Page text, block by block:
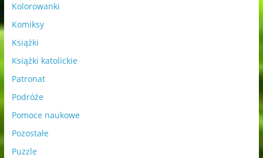
Kolorowanki
Komiksy
Książki
Książki katolickie
Patronat
Podróże
Pomoce naukowe
Pozostałe
Puzzle